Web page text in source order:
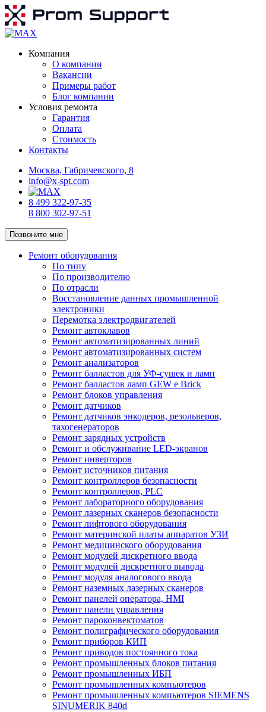
Компания
О компании
Вакансии
Примеры работ
Блог компании
Условия ремонта
Гарантия
Оплата
Стоимость
Контакты
Москва, Габричевского, 8
info@x-spt.com
8 499 322-97-35
8 800 302-97-51
Позвоните мне
Ремонт оборудования
По типу
По производителю
По отрасли
Восстановление данных промышленной
электроники
Перемотка электродвигателей
Ремонт автоклавов
Ремонт автоматизированных линий
Ремонт автоматизированных систем
Ремонт анализаторов
Ремонт балластов для УФ-сушек и ламп
Ремонт балластов ламп GEW e Brick
Ремонт блоков управления
Ремонт датчиков
Ремонт датчиков энкодеров, резольверов,
тахогенераторов
Ремонт зарядных устройств
Ремонт и обслуживание LED-экранов
Ремонт инверторов
Ремонт источников питания
Ремонт контроллеров безопасности
Ремонт контроллеров, PLC
Ремонт лабораторного оборудования
Ремонт лазерных сканеров безопасности
Ремонт лифтового оборудования
Ремонт материнской платы аппаратов УЗИ
Ремонт медицинского оборудования
Ремонт модулей дискретного ввода
Ремонт модулей дискретного вывода
Ремонт модуля аналогового ввода
Ремонт наземных лазерных сканеров
Ремонт панелей оператора, HMI
Ремонт панели управления
Ремонт пароконвектоматов
Ремонт полиграфического оборудования
Ремонт приборов КИП
Ремонт приводов постоянного тока
Ремонт промышленных блоков питания
Ремонт промышленных ИБП
Ремонт промышленных компьютеров
Ремонт промышленных компьютеров SIEMENS
SINUMERIK 840d